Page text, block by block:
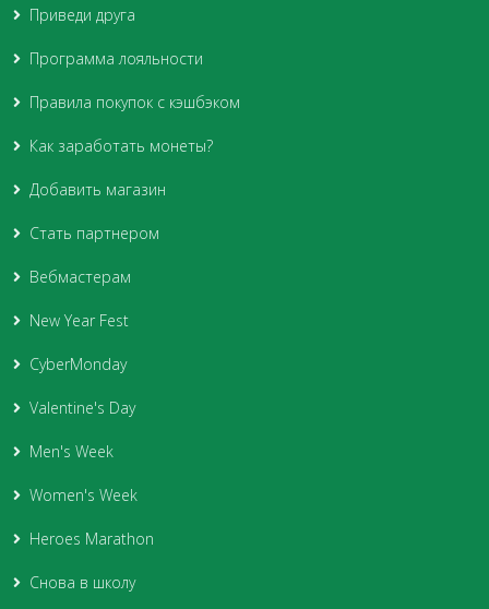
Приведи друга
Программа лояльности
Правила покупок с кэшбэком
Как заработать монеты?
Добавить магазин
Стать партнером
Вебмастерам
New Year Fest
CyberMonday
Valentine's Day
Men's Week
Women's Week
Heroes Marathon
Снова в школу